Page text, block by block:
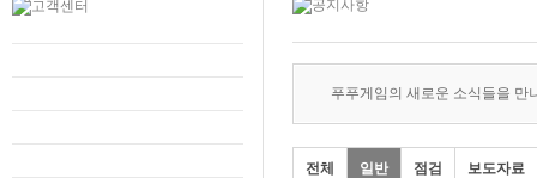
푸푸게임의 새로운 소식들을 만
전체 일반 점검 보도자료